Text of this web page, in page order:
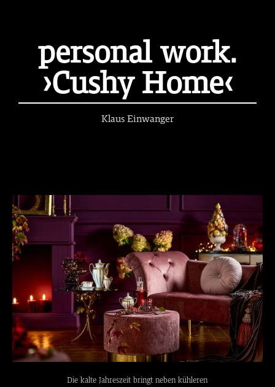
personal work.
›Cushy Home‹
Klaus Einwanger
Die kalte Jahreszeit bringt neben kühleren